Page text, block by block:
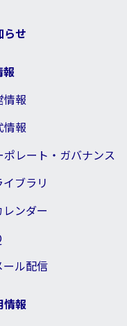
らせ
報
情報
情報
ポレート・ガバナンス
イブラリ
レンダー
ール配信
情報